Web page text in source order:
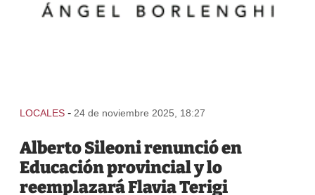
LOCALES - 24 de noviembre 2025, 18:27
Alberto Sileoni renunció en
Educación provincial y lo
reemplazará Flavia Terigi